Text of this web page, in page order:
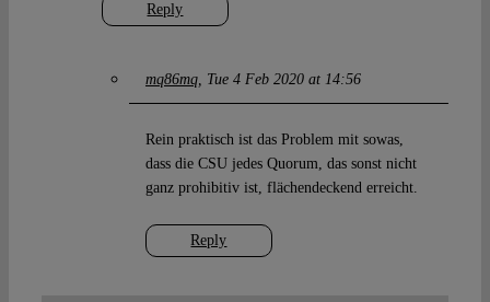
Reply
mq86mq Tue 4 Feb 2020 at 14:56
Reply
Rein praktisch ist das Problem mit sowas,
dass die CSU jedes Quorum, das sonst nicht
ganz prohibitiv ist, flächendeckend erreicht.